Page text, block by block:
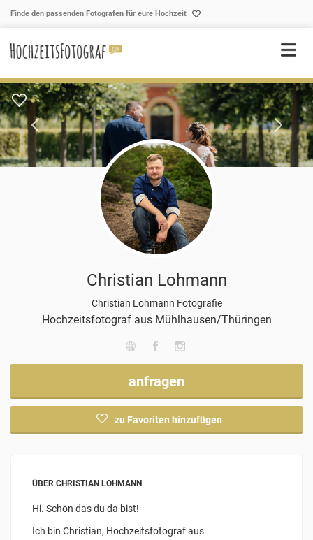
Finde den passenden Fotografen für eure Hochzeit
Christian Lohmann
Christian Lohmann Fotografie
Hochzeitsfotograf aus Mühlhausen/Thüringen
anfragen
zu Favoriten hinzufügen
ÜBER CHRISTIAN LOHMANN
Hi. Schön das du da bist!
Ich bin Christian, Hochzeitsfotograf aus